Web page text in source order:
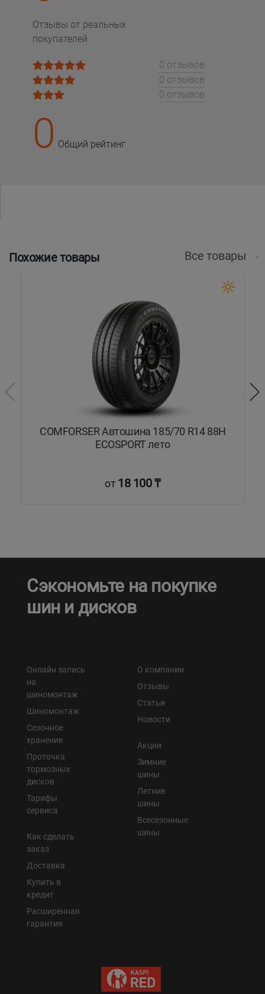
Отзывы от реальных
покупателей
0 отзывов
0 отзывов
0 отзывов
0 Общий рейтинг
Похожие товары Все товары
COMFORSER Автошина 185/70 R14 88H
ECOSPORT лето
от18 100 ₸
Сэкономьте на покупке
шин и дисков
Онлайн запись
на
шиномонтаж
Шиномонтаж
Сезонное
хранение
Проточка
тормозных
дисков
Тарифы
сервиса
Как сделать
заказ
Доставка
Купить в
кредит
Расширенная
гарантия
О компании
Отзывы
Статьи
Новости
Акции
Зимние
шины
Летние
шины
Всесезонные
шины